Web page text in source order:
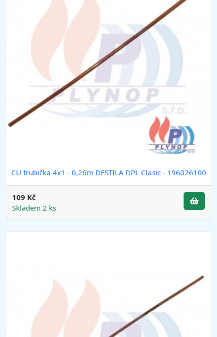
CU trubička 4x1 - 0,26m DESTILA DPL Clasic - 196026100
109 Kč
Skladem 2 ks